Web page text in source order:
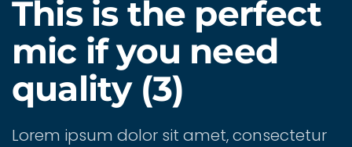
This is the perfect
mic if you need
quality (3)
Lorem ipsum dolor sit amet, consectetur